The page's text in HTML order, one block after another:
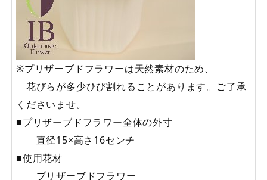
※プリザーブドフラワーは天然素材のため、
花びらが多少ひび割れることがあります。ご了承
くださいませ。
■プリザーブドフラワー全体の外寸
直径15×高さ16センチ
■使用花材
プリザーブドフラワー